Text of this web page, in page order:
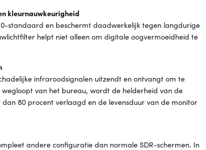
kleurnauwkeurigheid
standaard en beschermt daadwerkelijk tegen langdurige
helpt niet alleen om digitale oogvermoeidheid te
infraroodsignalen uitzendt en ontvangt om te
van het bureau, wordt de helderheid van de
80 procent verlaagd en de levensduur van de monitor
andere configuratie dan normale SDR-schermen. In